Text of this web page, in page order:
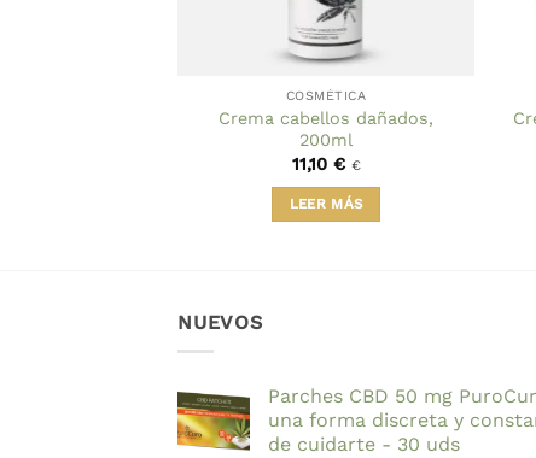
COSMÉTICA
Crema cabellos dañados,
200ml
11,10 € €
LEER MÁS
NUEVOS
Parches CBD 50 mg
una forma discreta y
de cuidarte - 30 uds